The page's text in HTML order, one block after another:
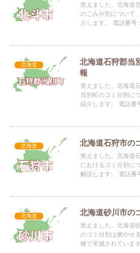
覚えました。北海道
のごみ分別について
介します。 電話番号
北海道
北海道石狩郡当
報
覚えました。北海道
当別町のゴミ分別に
紹介します。 電話番
北海道 北海道石狩市の
覚えました。北海道
におけるゴミ分別に
解説します。 電話番
北海道 北海道砂川市の
覚えました。北海道
のゴミ分別は燃やせ
種で実施されていま